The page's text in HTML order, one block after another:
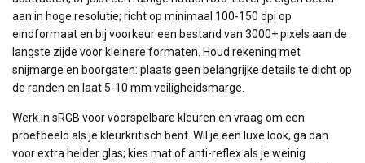
aan in hoge resolutie; richt op minimaal 100-150 dpi op
eindformaat en bij voorkeur een bestand van 3000+ pixels aan de
langste zijde voor kleinere formaten. Houd rekening met
snijmarge en boorgaten: plaats geen belangrijke details te dicht op
de randen en laat 5-10 mm veiligheidsmarge.
Werk in sRGB voor voorspelbare kleuren en vraag om een
proefbeeld als je kleurkritisch bent. Wil je een luxe look, ga dan
voor extra helder glas; kies mat of anti-reflex als je weinig